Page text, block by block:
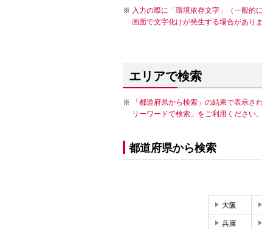
入力の際に「環境依存文字」（一般的
画面で文字化けが発生する場合があり
エリアで検索
「都道府県から検索」の結果で表示
リーワードで検索」をご利用ください。
都道府県から検索
大阪
兵庫